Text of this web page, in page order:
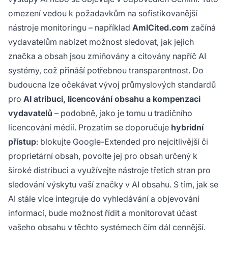
omezení vedou k požadavkům na sofistikovanější
nástroje monitoringu – například AmICited.com začíná
vydavatelům nabízet možnost sledovat, jak jejich
značka a obsah jsou zmiňovány a citovány napříč AI
systémy, což přináší potřebnou transparentnost. Do
budoucna lze očekávat vývoj průmyslových standardů
pro AI atribuci, licencování obsahu a kompenzaci
vydavatelů – podobně, jako je tomu u tradičního
licencování médií. Prozatím se doporučuje hybridní
přístup: blokujte Google-Extended pro nejcitlivější či
proprietární obsah, povolte jej pro obsah určený k
široké distribuci a využívejte nástroje třetích stran pro
sledování výskytu vaší značky v AI obsahu. S tím, jak se
AI stále více integruje do vyhledávání a objevování
informací, bude možnost řídit a monitorovat účast
vašeho obsahu v těchto systémech čím dál cennější.